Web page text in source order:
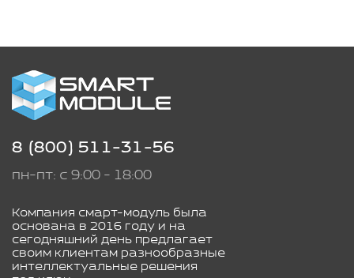
8 (800) 511-31-56
пн-пт: с 9:00 - 18:00
Компания смарт-модуль была
основана в 2016 году и на
сегодняшний день предлагает
своим клиентам разнообразные
интеллектуальные решения